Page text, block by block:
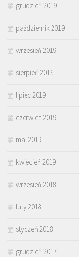
grudzień 2019
październik 2019
wrzesień 2019
sierpień 2019
lipiec 2019
czerwiec 2019
maj 2019
kwiecień 2019
wrzesień 2018
luty 2018
styczeń 2018
grudzień 2017